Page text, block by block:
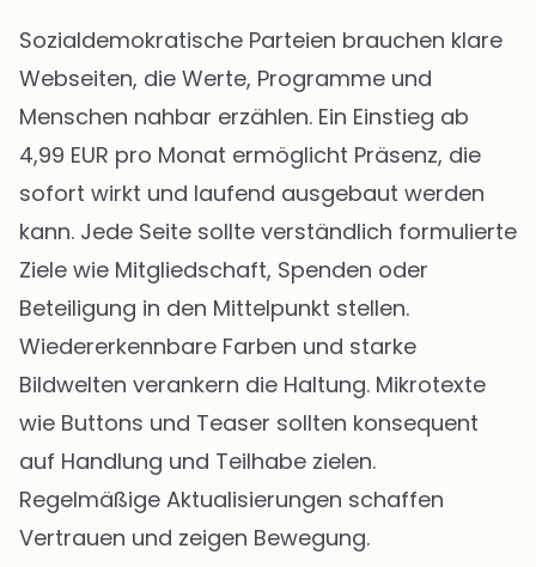
Sozialdemokratische Parteien brauchen klare
Webseiten, die Werte, Programme und
Menschen nahbar erzählen. Ein Einstieg ab
4,99 EUR pro Monat ermöglicht Präsenz, die
sofort wirkt und laufend ausgebaut werden
kann. Jede Seite sollte verständlich formulierte
Ziele wie Mitgliedschaft, Spenden oder
Beteiligung in den Mittelpunkt stellen.
Wiedererkennbare Farben und starke
Bildwelten verankern die Haltung. Mikrotexte
wie Buttons und Teaser sollten konsequent
auf Handlung und Teilhabe zielen.
Regelmäßige Aktualisierungen schaffen
Vertrauen und zeigen Bewegung.